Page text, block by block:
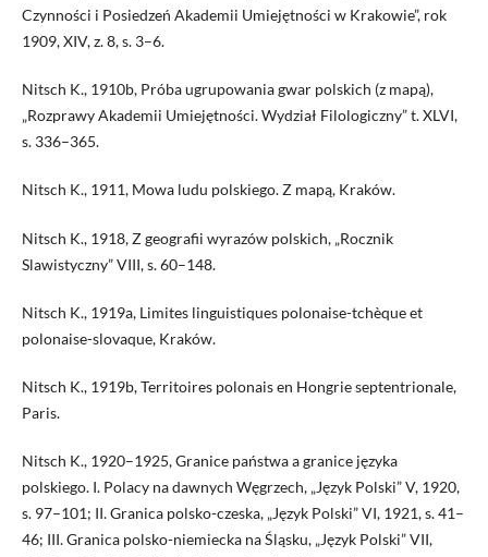
Czynności i Posiedzeń Akademii Umiejętności w Krakowie”, rok
1909, XIV, z. 8, s. 3–6.
Nitsch K., 1910b, Próba ugrupowania gwar polskich (z mapą),
„Rozprawy Akademii Umiejętności. Wydział Filologiczny” t. XLVI,
s. 336–365.
Nitsch K., 1911, Mowa ludu polskiego. Z mapą, Kraków.
Nitsch K., 1918, Z geografii wyrazów polskich, „Rocznik
Slawistyczny” VIII, s. 60–148.
Nitsch K., 1919a, Limites linguistiques polonaise-tchèque et
polonaise-slovaque, Kraków.
Nitsch K., 1919b, Territoires polonais en Hongrie septentrionale,
Paris.
Nitsch K., 1920–1925, Granice państwa a granice języka
polskiego. I. Polacy na dawnych Węgrzech, „Język Polski” V, 1920,
s. 97–101; II. Granica polsko-czeska, „Język Polski” VI, 1921, s. 41–
46; III. Granica polsko-niemiecka na Śląsku, „Język Polski” VII,